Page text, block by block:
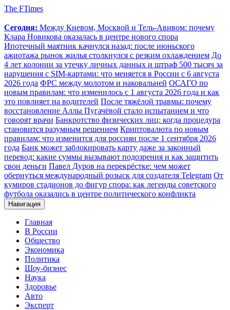
The FTimes
Сегодня: Между Киевом, Москвой и Тель-Авивом: почему
Клара Новикова оказалась в центре нового спора
Ипотечный маятник качнулся назад: после июньского
ажиотажа рынок жилья столкнулся с резким охлаждением До
4 лет колонии за утечку личных данных и штраф 500 тысяч за
нарушения с SIM-картами: что меняется в России с 6 августа
2026 года ФРС между молотом и наковальней ОСАГО по
новым правилам: что изменилось с 1 августа 2026 года и как
это повлияет на водителей После тяжёлой травмы: почему
восстановление Аллы Пугачёвой стало испытанием и что
говорят врачи Банкротство физических лиц: когда процедура
становится разумным решением Криптовалюта по новым
правилам: что изменится для россиян после 1 сентября 2026
года Банк может заблокировать карту даже за законный
перевод: какие суммы вызывают подозрения и как защитить
свои деньги Павел Дуров на перекрёстке: чем может
обернуться международный розыск для создателя Telegram От
кумиров стадионов до фигур спора: как легенды советского
футбола оказались в центре политического конфликта
Навигация
Главная
В России
Общество
Экономика
Политика
Шоу-бизнес
Наука
Здоровье
Авто
Эксперт